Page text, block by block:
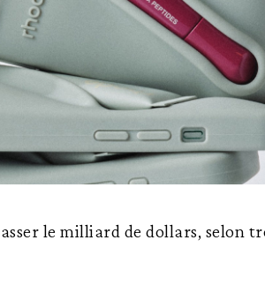
le milliard de dollars, selon